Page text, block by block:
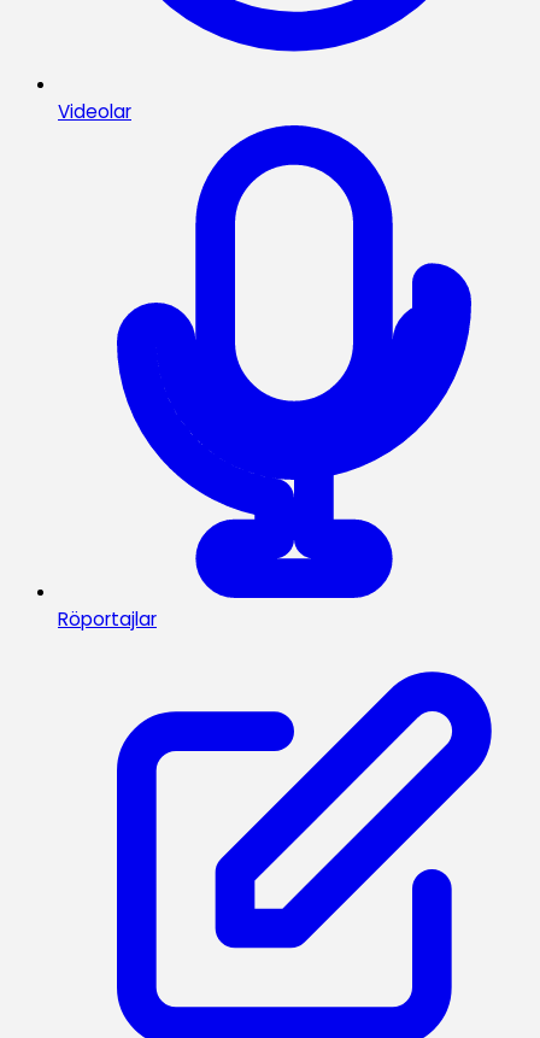
Videolar
Röportajlar